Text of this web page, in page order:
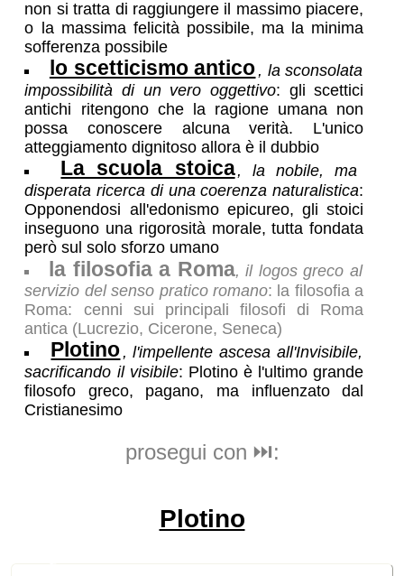
non si tratta di raggiungere il massimo piacere,
o la massima felicità possibile, ma la minima
sofferenza possibile
lo scetticismo antico , la sconsolata
impossibilità di un vero oggettivo: gli scettici
antichi ritengono che la ragione umana non
possa conoscere alcuna verità. L'unico
atteggiamento dignitoso allora è il dubbio
La scuola stoica, la nobile, ma
disperata ricerca di una coerenza naturalistica:
Opponendosi all'edonismo epicureo, gli stoici
inseguono una rigorosità morale, tutta fondata
però sul solo sforzo umano
la filosofia a Roma, il logos greco al
servizio del senso pratico romano: la filosofia a
Roma: cenni sui principali filosofi di Roma
antica (Lucrezio, Cicerone, Seneca)
Plotino , l'impellente ascesa all'Invisibile,
sacrificando il visibile: Plotino è l'ultimo grande
filosofo greco, pagano, ma influenzato dal
Cristianesimo
prosegui con ⏭️:
Plotino